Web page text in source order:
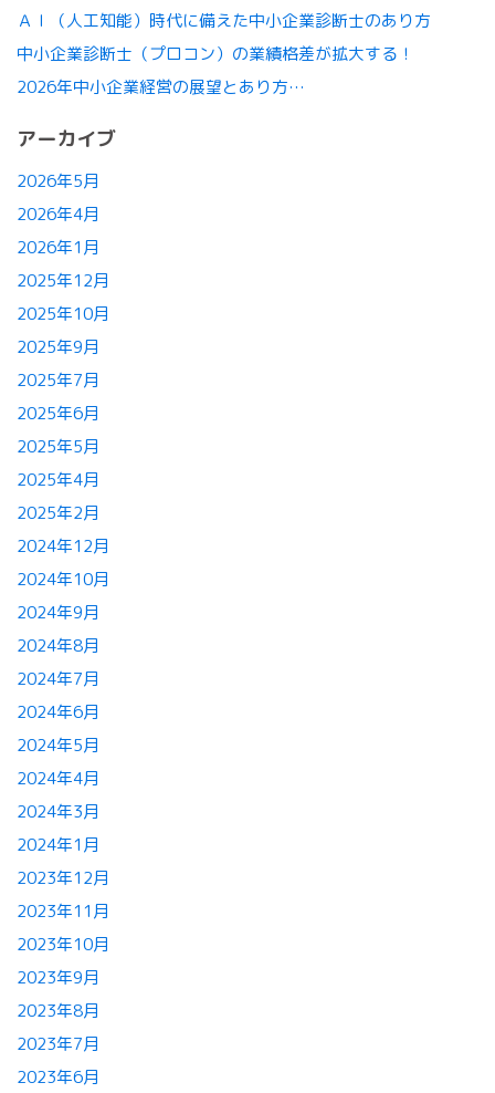
ＡＩ（人工知能）時代に備えた中小企業診断士のあり方
中小企業診断士（プロコン）の業績格差が拡大する！
2026年中小企業経営の展望とあり方…
アーカイブ
2026年5月
2026年4月
2026年1月
2025年12月
2025年10月
2025年9月
2025年7月
2025年6月
2025年5月
2025年4月
2025年2月
2024年12月
2024年10月
2024年9月
2024年8月
2024年7月
2024年6月
2024年5月
2024年4月
2024年3月
2024年1月
2023年12月
2023年11月
2023年10月
2023年9月
2023年8月
2023年7月
2023年6月